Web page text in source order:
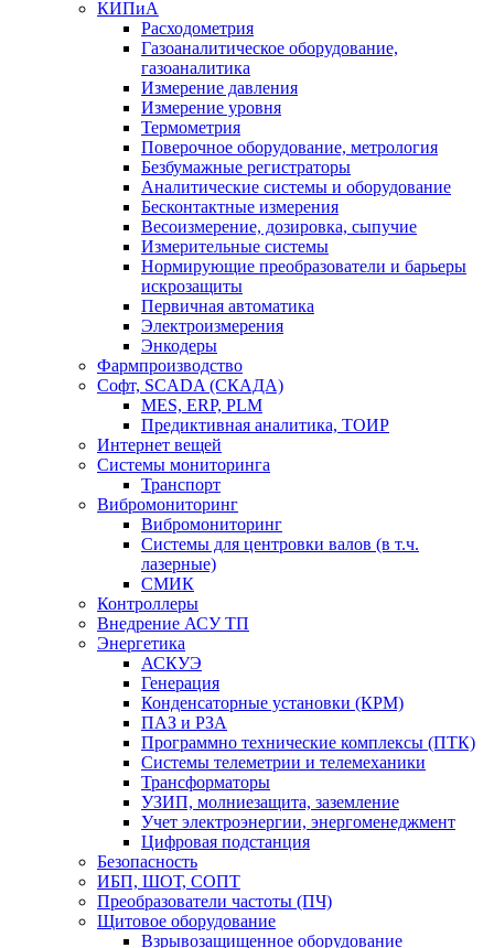
КИПиА
Расходометрия
Газоаналитическое оборудование,
газоаналитика
Измерение давления
Измерение уровня
Термометрия
Поверочное оборудование, метрология
Безбумажные регистраторы
Аналитические системы и оборудование
Бесконтактные измерения
Весоизмерение, дозировка, сыпучие
Измерительные системы
Нормирующие преобразователи и барьеры
искрозащиты
Первичная автоматика
Электроизмерения
Энкодеры
Фармпроизводство
Софт, SCADA (СКАДА)
MES, ERP, PLM
Предиктивная аналитика, ТОИР
Интернет вещей
Системы мониторинга
Транспорт
Вибромониторинг
Вибромониторинг
Системы для центровки валов (в т.ч.
лазерные)
СМИК
Контроллеры
Внедрение АСУ ТП
Энергетика
АСКУЭ
Генерация
Конденсаторные установки (КРМ)
ПАЗ и РЗА
Программно технические комплексы (ПТК)
Системы телеметрии и телемеханики
Трансформаторы
УЗИП, молниезащита, заземление
Учет электроэнергии, энергоменеджмент
Цифровая подстанция
Безопасность
ИБП, ШОТ, СОПТ
Преобразователи частоты (ПЧ)
Щитовое оборудование
Взрывозащищенное оборудование